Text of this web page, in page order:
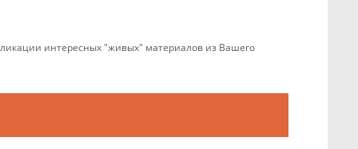
интересных "живых" материалов из Вашего